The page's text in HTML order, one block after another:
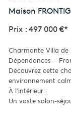
Maison
Prix : 497 000 €*
Charmante Villa de
Dépendances –
Découvrez cette
environnement
À l'intérieur :
Un vaste salon-